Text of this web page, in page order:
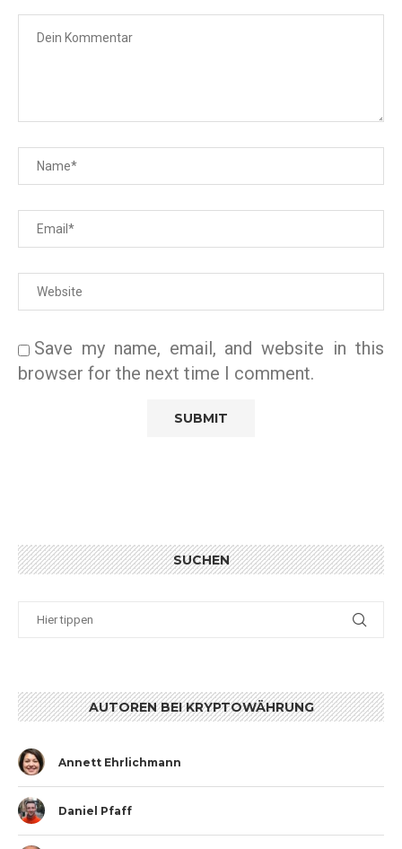
Save my name, email, and website in this
browser for the next time I comment.
SUCHEN
AUTOREN BEI KRYPTOWÄHRUNG
Annett Ehrlichmann
Daniel Pfaff